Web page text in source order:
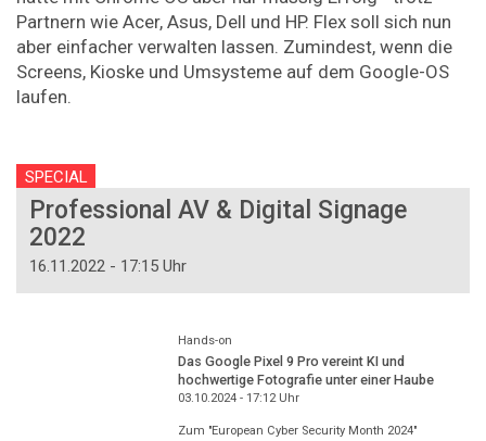
Partnern wie Acer, Asus, Dell und HP. Flex soll sich nun
aber einfacher verwalten lassen. Zumindest, wenn die
Screens, Kioske und Umsysteme auf dem Google-OS
laufen.
SPECIAL
Professional AV & Digital Signage
2022
16.11.2022 - 17:15 Uhr
Hands-on
Das Google Pixel 9 Pro vereint KI und
hochwertige Fotografie unter einer Haube
03.10.2024 - 17:12Uhr
Zum "European Cyber Security Month 2024"